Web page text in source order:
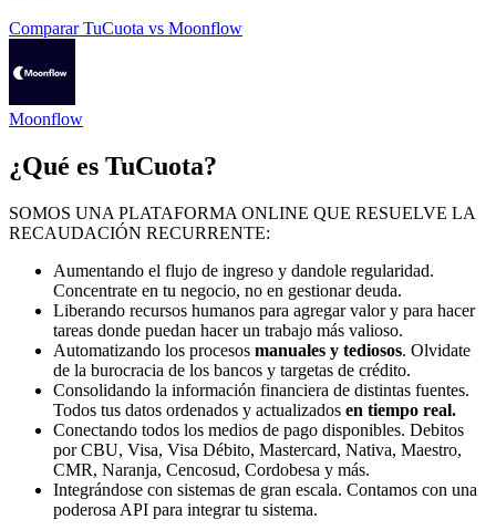
Comparar TuCuota vs Moonflow
Moonflow
¿Qué es TuCuota?
SOMOS UNA PLATAFORMA ONLINE QUE RESUELVE LA
RECAUDACIÓN RECURRENTE:
Aumentando el flujo de ingreso y dandole regularidad.
Concentrate en tu negocio, no en gestionar deuda.
Liberando recursos humanos para agregar valor y para hacer
tareas donde puedan hacer un trabajo más valioso.
Automatizando los procesos manuales y tediosos. Olvidate
de la burocracia de los bancos y targetas de crédito.
Consolidando la información financiera de distintas fuentes.
Todos tus datos ordenados y actualizados en tiempo real.
Conectando todos los medios de pago disponibles. Debitos
por CBU, Visa, Visa Débito, Mastercard, Nativa, Maestro,
CMR, Naranja, Cencosud, Cordobesa y más.
Integrándose con sistemas de gran escala. Contamos con una
poderosa API para integrar tu sistema.